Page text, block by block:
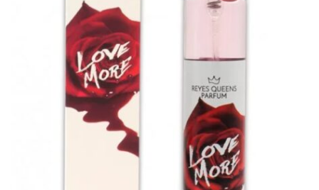
BISUTERIA
BOLSOS Y MONEDEROS
CALZADO